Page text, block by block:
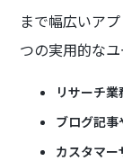
まで幅広いア
つの実用的なユ
リサーチ
ブログ記
カスタマ